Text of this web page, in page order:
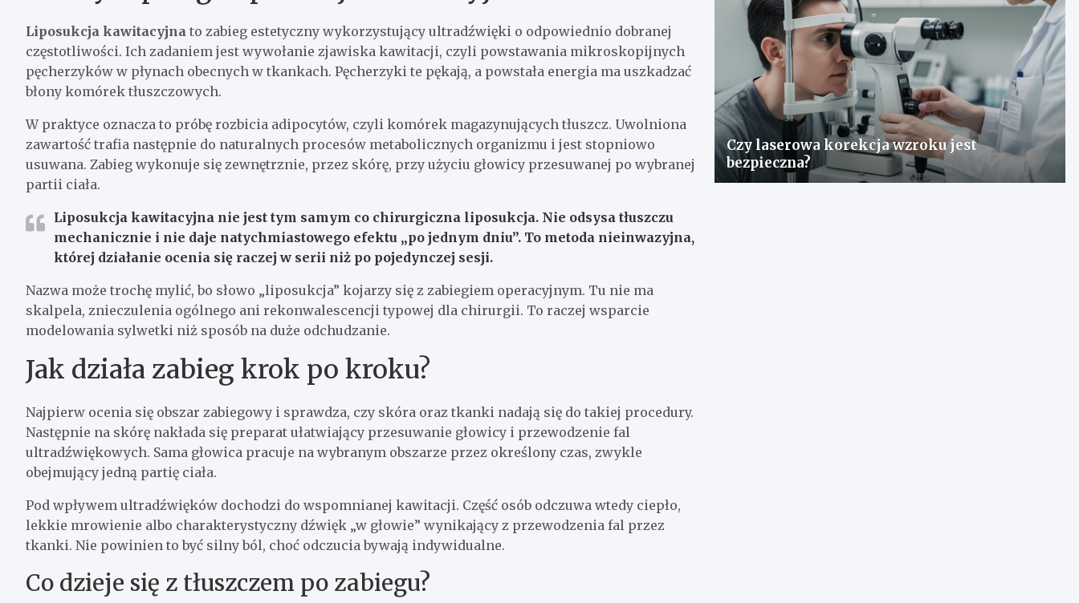
Liposukcja kawitacyjna to zabieg estetyczny wykorzystujący ultradźwięki o odpowiednio dobranej
częstotliwości. Ich zadaniem jest wywołanie zjawiska kawitacji, czyli powstawania mikroskopijnych
pęcherzyków w płynach obecnych w tkankach. Pęcherzyki te pękają, a powstała energia ma uszkadzać
błony komórek tłuszczowych.
W praktyce oznacza to próbę rozbicia adipocytów, czyli komórek magazynujących tłuszcz. Uwolniona
zawartość trafia następnie do naturalnych procesów metabolicznych organizmu i jest stopniowo
usuwana. Zabieg wykonuje się zewnętrznie, przez skórę, przy użyciu głowicy przesuwanej po wybranej
partii ciała.
Liposukcja kawitacyjna nie jest tym samym co chirurgiczna liposukcja. Nie odsysa tłuszczu
mechanicznie i nie daje natychmiastowego efektu „po jednym dniu”. To metoda nieinwazyjna,
której działanie ocenia się raczej w serii niż po pojedynczej sesji.
Nazwa może trochę mylić, bo słowo „liposukcja” kojarzy się z zabiegiem operacyjnym. Tu nie ma
skalpela, znieczulenia ogólnego ani rekonwalescencji typowej dla chirurgii. To raczej wsparcie
modelowania sylwetki niż sposób na duże odchudzanie.
Jak działa zabieg krok po kroku?
Najpierw ocenia się obszar zabiegowy i sprawdza, czy skóra oraz tkanki nadają się do takiej procedury.
Następnie na skórę nakłada się preparat ułatwiający przesuwanie głowicy i przewodzenie fal
ultradźwiękowych. Sama głowica pracuje na wybranym obszarze przez określony czas, zwykle
obejmujący jedną partię ciała.
Pod wpływem ultradźwięków dochodzi do wspomnianej kawitacji. Część osób odczuwa wtedy ciepło,
lekkie mrowienie albo charakterystyczny dźwięk „w głowie” wynikający z przewodzenia fal przez
tkanki. Nie powinien to być silny ból, choć odczucia bywają indywidualne.
Co dzieje się z tłuszczem po zabiegu?
Czy laserowa korekcja wzroku jest
bezpieczna?